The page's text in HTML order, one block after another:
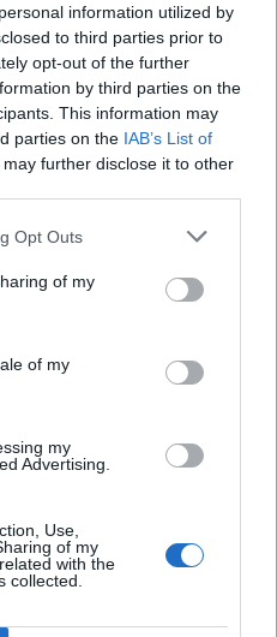
information utilized by
to third parties prior to
opt-out of the further
by third parties on the
This information may
parties on the IAB’s List of
may further disclose it to other
Opt Outs
of my
of my
my
Advertising.
Use,
of my
with the
collected.
spórol a
önkormányzat